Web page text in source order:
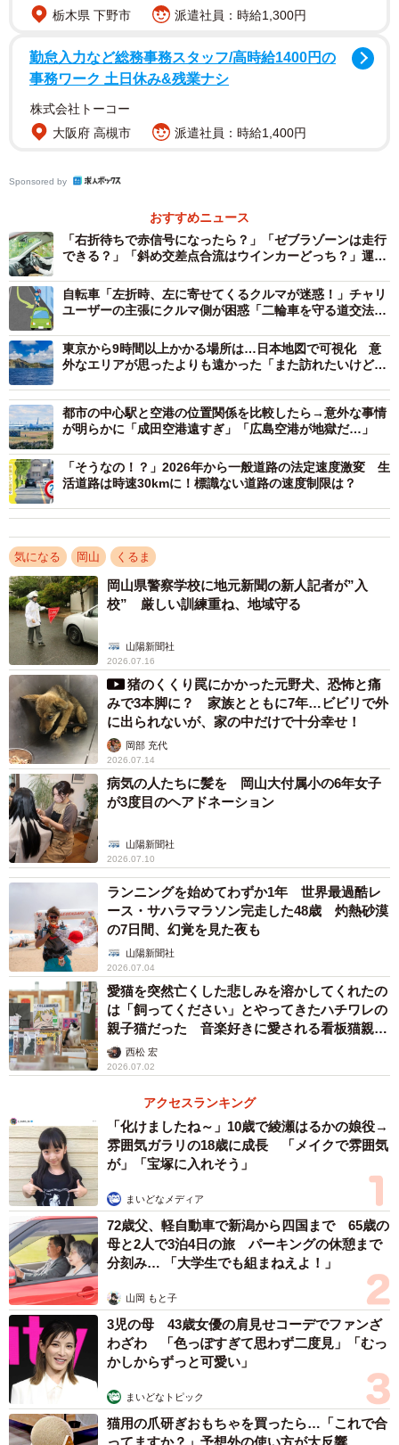
年間で6件以上発生の交差点もまとめた。奥田本町北（岡山
件ずつで該当した。
形態は奥田本町北が出合い頭、東富井と椿高下は右折車
両と直進車両の衝突事故。3カ所で計25人が負傷し、死者は
いない。昨年度の調査後に対策を講じた地点は対象外とし
県警は結果をホームページに掲載し、注意を喚起する。
交通企画課は「道路管理者と連携して路面標示や速度規制
といったハード対策を進めるとともに、取り締まりや啓発
も強化し、事故防止に努めたい」としている。
栃木県 下野市
派遣社員：時給1,300円
勤怠入力など総務事務スタッフ/高時給1400円の
事務ワーク 土日休み&残業ナシ
株式会社トーコー
大阪府 高槻市
派遣社員：時給1,400円
Sponsored by
おすすめニュース
「右折待ちで赤信号になったら？」「ゼブラゾーンは走行
できる？」「斜め交差点合流はウインカーどっち？」運転
自転車「左折時、左に寄せてくるクルマが迷惑！」チャリ
ユーザーの主張にクルマ側が困惑「二輪車を守る道交法な
東京から9時間以上かかる場所は…日本地図で可視化 意
外なエリアが思ったよりも遠かった「また訪れたいけどム
都市の中心駅と空港の位置関係を比較したら→意外な事情
が明らかに「成田空港遠すぎ」「広島空港が地獄だ…」
「そうなの！？」2026年から一般道路の法定速度激変 生
活道路は時速30kmに！標識ない道路の速度制限は？
気になる 岡山 くるま
岡山県警察学校に地元新聞の新人記者が”入
校” 厳しい訓練重ね、地域守る
山陽新聞社
2026.07.16
猪のくくり罠にかかった元野犬、恐怖と痛
みで3本脚に？ 家族とともに7年…ビビリで外
に出られないが、家の中だけで十分幸せ！
岡部 充代
2026.07.14
病気の人たちに髪を 岡山大付属小の6年女子
が3度目のヘアドネーション
山陽新聞社
2026.07.10
ランニングを始めてわずか1年 世界最過酷レ
ース・サハラマラソン完走した48歳 灼熱砂漠
の7日間、幻覚を見た夜も
山陽新聞社
2026.07.04
愛猫を突然亡くした悲しみを溶かしてくれたの
は「飼ってください」とやってきたハチワレの
親子猫だった 音楽好きに愛される看板猫親子
が迎えてくれるレコードショップ
西松 宏
2026.07.02
アクセスランキング
「化けましたね～」10歳で綾瀬はるかの娘役→
雰囲気ガラリの18歳に成長 「メイクで雰囲気
が」「宝塚に入れそう」
まいどなメディア
72歳父、軽自動車で新潟から四国まで 65歳の
母と2人で3泊4日の旅 パーキングの休憩まで
分刻み… 「大学生でも組まねえよ！」
山岡 もと子
3児の母 43歳女優の肩見せコーデでファンざ
わざわ 「色っぽすぎて思わず二度見」「むっ
かしからずっと可愛い」
まいどなトピック
猫用の爪研ぎおもちゃを買ったら…「これで合
ってますか？」予想外の使い方が大反響